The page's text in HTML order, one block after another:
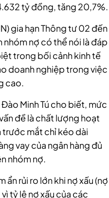
tỷ đồng, tăng 20,7%.
gia hạn Thông tư 02 đến
nhóm nợ có thể nói là đáp
trong bối cảnh kinh tế
doanh nghiệp trong việc
cao.
Minh Tú cho biết, mức
đề là chất lượng hoạt
trước mắt chỉ kéo dài
vay của ngân hàng đủ
nhóm nợ.
ẩn rủi ro lớn khi nợ xấu (nợ
tỷ lệ nợ xấu của các